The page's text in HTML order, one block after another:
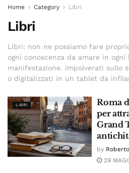
Home Category Libri
Libri
Libri: non ne possiamo fare
ogni conoscenza da amare in ogni
manifestazione. Impolverati sullo
o digitalizzati in un tablet da
LIBRI
Roma
per
Grand
by
29